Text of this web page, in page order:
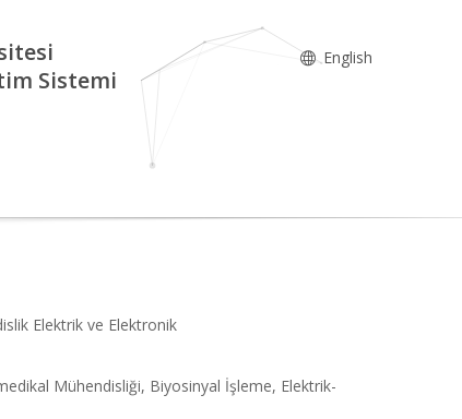
Sistemi
English
Elektrik ve Elektronik
Mühendisliği, Biyosinyal İşleme, Elektrik-